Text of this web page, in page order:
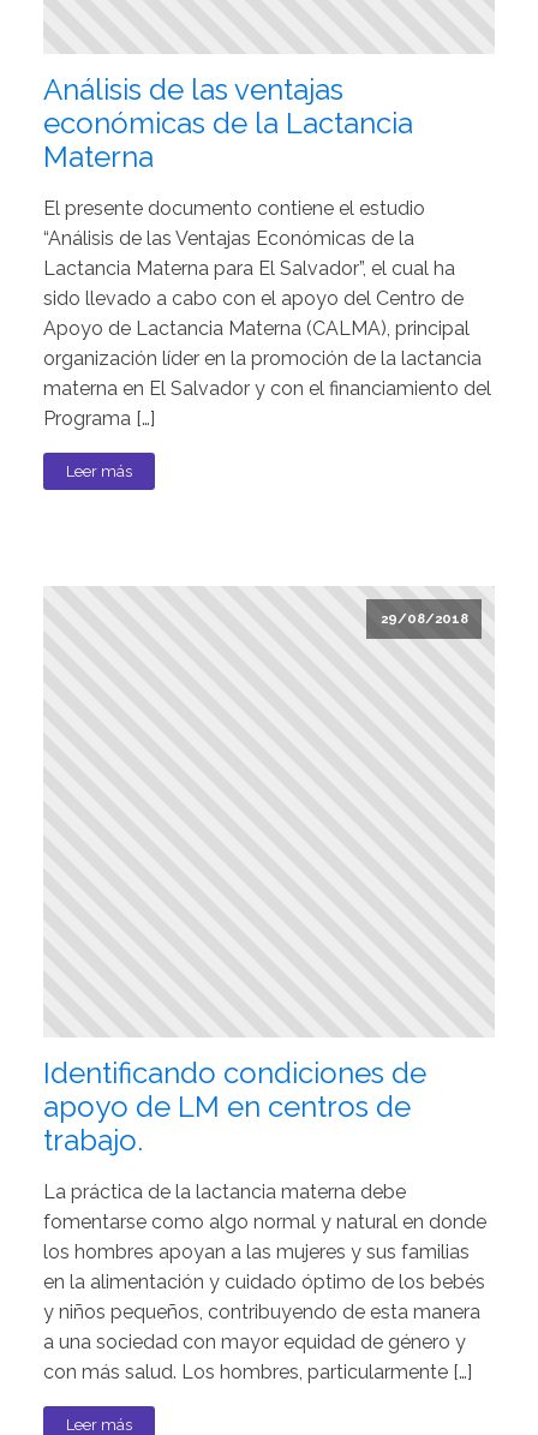
Análisis de las ventajas
económicas de la Lactancia
Materna
El presente documento contiene el estudio
“Análisis de las Ventajas Económicas de la
Lactancia Materna para El Salvador”, el cual ha
sido llevado a cabo con el apoyo del Centro de
Apoyo de Lactancia Materna (CALMA), principal
organización líder en la promoción de la lactancia
materna en El Salvador y con el financiamiento del
Programa […]
Leer más
29/08/2018
Identificando condiciones de
apoyo de LM en centros de
trabajo.
La práctica de la lactancia materna debe
fomentarse como algo normal y natural en donde
los hombres apoyan a las mujeres y sus familias
en la alimentación y cuidado óptimo de los bebés
y niños pequeños, contribuyendo de esta manera
a una sociedad con mayor equidad de género y
con más salud. Los hombres, particularmente […]
Leer más